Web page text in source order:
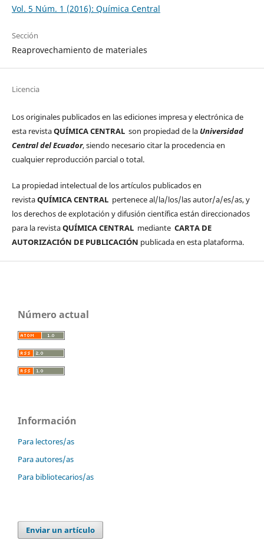
Vol. 5 Núm. 1 (2016): Química Central
Sección
Reaprovechamiento de materiales
Licencia
Los originales publicados en las ediciones impresa y electrónica de
esta revistaQUÍMICA CENTRAL son propiedad de la Universidad
Central del Ecuador, siendo necesario citar la procedencia en
cualquier reproducción parcial o total.
La propiedad intelectual de los artículos publicados en
revistaQUÍMICA CENTRAL pertenece al/la/los/las autor/a/es/as, y
los derechos de explotación y difusión científica están direccionados
para la revistaQUÍMICA CENTRAL mediante CARTA DE
AUTORIZACIÓN DE PUBLICACIÓN publicada en esta plataforma.
Número actual
Información
Para lectores/as
Para autores/as
Para bibliotecarios/as
Enviar un artículo